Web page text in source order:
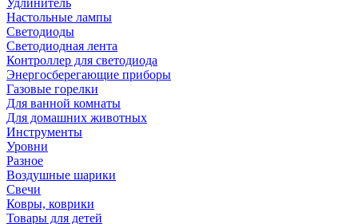
Удлинитель
Настольные лампы
Светодиоды
Светодиодная лента
Контроллер для светодиода
Энергосберегающие приборы
Газовые горелки
Для ванной комнаты
Для домашних животных
Инструменты
Уровни
Разное
Воздушные шарики
Свечи
Ковры, коврики
Товары для детей